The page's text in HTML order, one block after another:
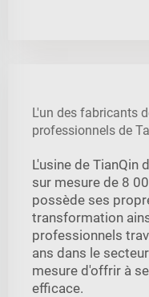
L'un des fabricants
professionnels de
L'usine de TianQin
sur mesure de 8
possède ses
transformation
professionnels
ans dans le
mesure d'offrir à
efficace.